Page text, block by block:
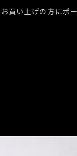
買い上げの方にポ